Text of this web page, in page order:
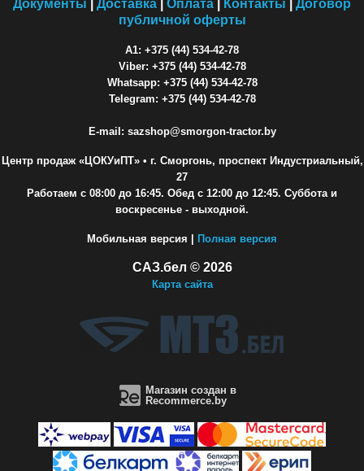
Документы Доставка Оплата Контакты
Договор
публичной оферты
A1: +375 (44) 534-42-78
Viber: +375 (44) 534-42-78
Whatsapp: +375 (44) 534-42-78
Telegram: +375 (44) 534-42-78
E-mail: sazshop@smorgon-tractor.by
Центр продаж «ЦОКУиПТ»• г. Сморгонь, проспект Индустриальный,
27
Работаем с 08:00 до 16:45. Обед с 12:00 до 12:45. Суббота и
воскресенье - выходной.
Мобильная версия | Полная версия
САЗ.бел © 2026
Карта сайта
Магазин создан в
Recommerce.by